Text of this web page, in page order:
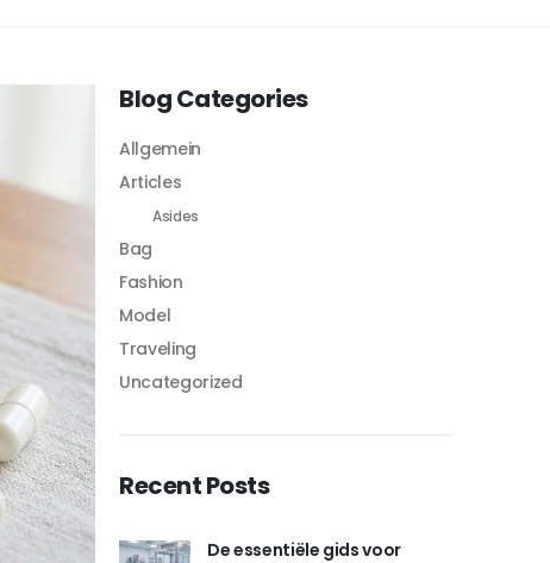
Blog Categories
Allgemein
Articles
Asides
Bag
Fashion
Model
Traveling
Uncategorized
Recent Posts
De essentiële gids voor